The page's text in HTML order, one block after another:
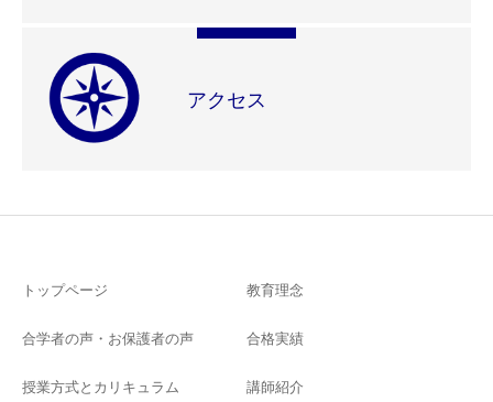
アクセス
トップページ 教育理念
合学者の声・お保護者の声 合格実績
授業方式とカリキュラム 講師紹介